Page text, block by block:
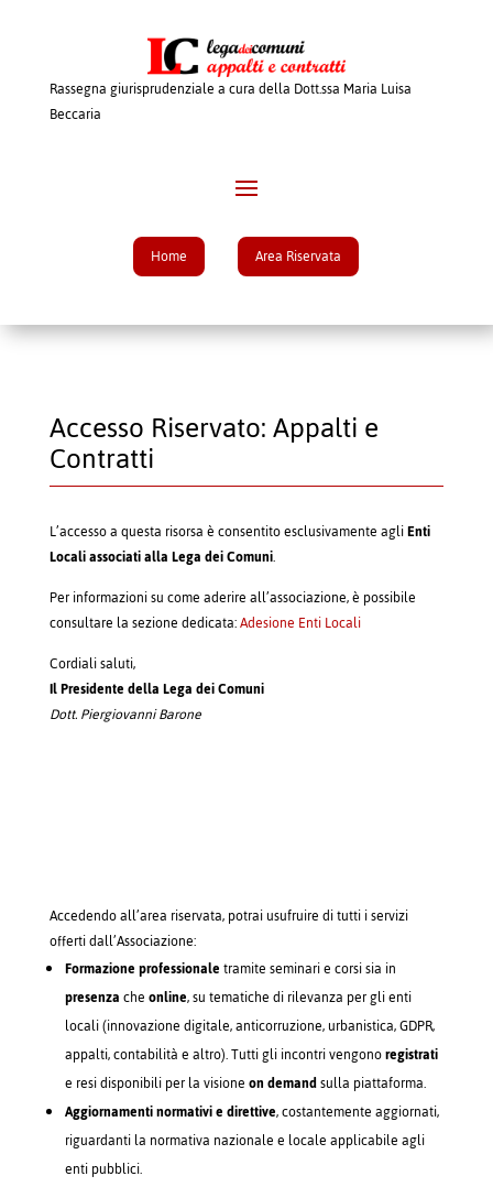
Rassegna giurisprudenziale a cura della Dott.ssa Maria Luisa
Beccaria
Home Area Riservata
Accesso Riservato: Appalti e
Contratti
L’accesso a questa risorsa è consentito esclusivamente agliEnti
Locali associati alla Lega dei Comuni.
Per informazioni su come aderire all’associazione, è possibile
consultare la sezione dedicata:Adesione Enti Locali
Cordiali saluti,
Il Presidente della Lega dei Comuni
Dott. Piergiovanni Barone
Accedendo all’area riservata, potrai usufruire di tutti i servizi
offerti dall’Associazione:
Formazione professionaletramite seminari e corsi sia in
presenzacheonline, su tematiche di rilevanza per gli enti
locali (innovazione digitale, anticorruzione, urbanistica, GDPR,
appalti, contabilità e altro). Tutti gli incontri vengonoregistrati
e resi disponibili per la visioneon demandsulla piattaforma.
Aggiornamenti normativi e direttive, costantemente aggiornati,
riguardanti la normativa nazionale e locale applicabile agli
enti pubblici.